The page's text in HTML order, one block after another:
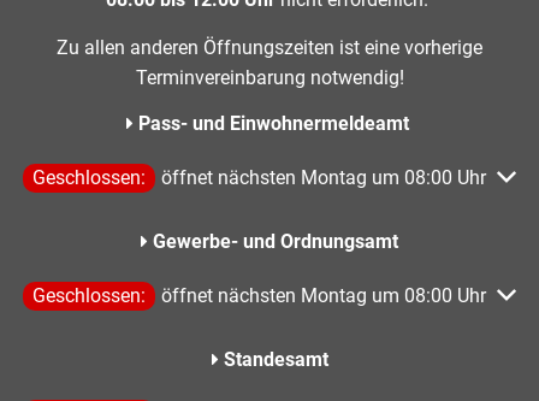
Zu allen anderen Öffnungszeiten ist eine vorherige
Terminvereinbarung notwendig!
Pass- und Einwohnermeldeamt
Klicken, um weitere Öffnungs- oder Schließzeiten
Geschlossen: öffnet nächsten Montag um 08:00 Uhr
Gewerbe- und Ordnungsamt
Klicken, um weitere Öffnungs- oder Schließzeiten
Geschlossen: öffnet nächsten Montag um 08:00 Uhr
Standesamt